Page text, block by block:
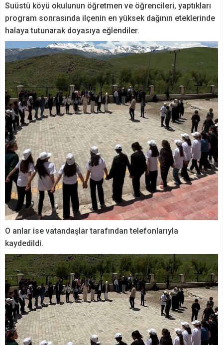
Suüstü köyü okulunun öğretmen ve öğrencileri, yaptıkları
program sonrasında ilçenin en yüksek dağının eteklerinde
halaya tutunarak doyasıya eğlendiler.
O anlar ise vatandaşlar tarafından telefonlarıyla
kaydedildi.